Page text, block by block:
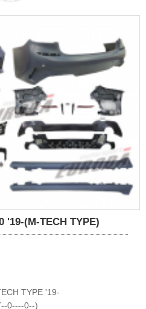
'19-(M-TECH TYPE)
TYPE '19-
0----0--)